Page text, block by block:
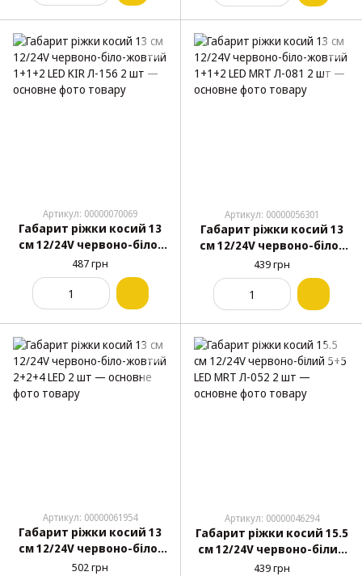
Артикул: 00000070069
Габарит ріжки косий 13
см 12/24V червоно-біло-
жовтий 1+1+2 LED KIR
Л-156 2 шт
487 грн
Артикул: 00000056301
Габарит ріжки косий 13
см 12/24V червоно-біло-
жовтий 1+1+2 LED MRT
Л-081 2 шт
439 грн
Артикул: 00000061954
Габарит ріжки косий 13
см 12/24V червоно-біло-
жовтий 2+2+4 LED 2 шт
502 грн
Артикул: 00000046294
Габарит ріжки косий 15.5
см 12/24V червоно-білий
5+5 LED MRT Л-052 2 шт
439 грн